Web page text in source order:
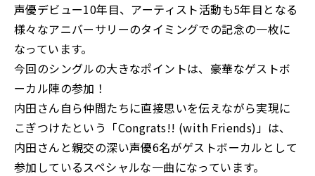
声優デビュー10年目、アーティスト活動も5年目となる
様々なアニバーサリーのタイミングでの記念の一枚に
なっています。
今回のシングルの大きなポイントは、豪華なゲストボ
ーカル陣の参加！
内田さん自ら仲間たちに直接思いを伝えながら実現に
こぎつけたという「Congrats!! (with Friends)」は、
内田さんと親交の深い声優6名がゲストボーカルとして
参加しているスペシャルな一曲になっています。